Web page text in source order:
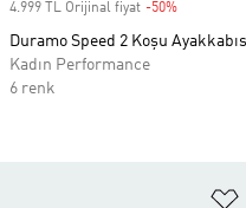
4.999 TL Orijinal fiyat -50%
Duramo Speed 2 Koşu
Kadın Performance
6 renk